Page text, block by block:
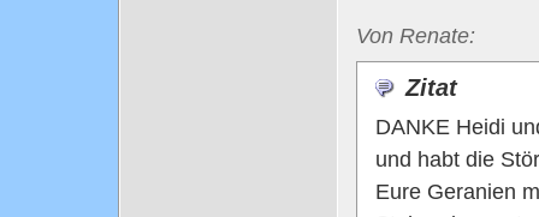
Von Renate:
Zitat
DANKE Heidi
und habt die
Eure Geranien